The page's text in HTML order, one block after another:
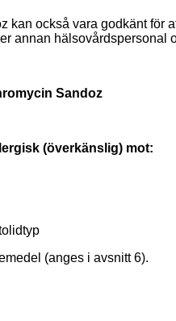
kan också vara godkänt för
annan hälsovårdspersonal
Sandoz
(överkänslig) mot:
(anges i avsnitt 6).